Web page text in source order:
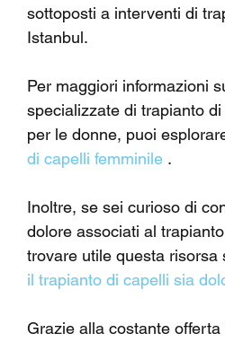
sottoposti a interventi di
Istanbul.
Per maggiori informazioni
specializzate di trapianto
per le donne, puoi
di capelli femminile .
Inoltre, se sei curioso di
dolore associati al
trovare utile questa risorsa
il trapianto di capelli sia
Grazie alla costante